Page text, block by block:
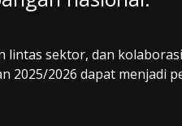
sektor, dan
2025/2026 dapat menjadi